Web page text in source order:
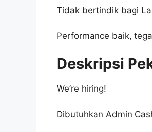
Tidak bertindik bagi
Performance baik,
Deskripsi
We’re hiring!
Dibutuhkan Admin